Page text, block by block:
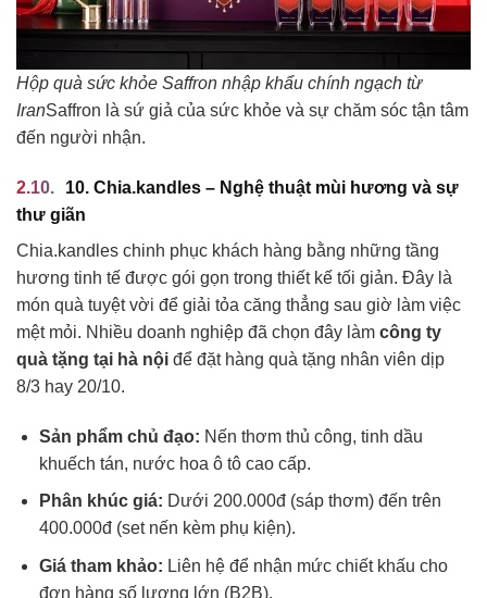
Hộp quà sức khỏe Saffron nhập khẩu chính ngạch từ
IranSaffron là sứ giả của sức khỏe và sự chăm sóc tận tâm
đến người nhận.
10. Chia.kandles – Nghệ thuật mùi hương và sự
thư giãn
Chia.kandles chinh phục khách hàng bằng những tầng
hương tinh tế được gói gọn trong thiết kế tối giản. Đây là
món quà tuyệt vời để giải tỏa căng thẳng sau giờ làm việc
mệt mỏi. Nhiều doanh nghiệp đã chọn đây làm công ty
quà tặng tại hà nội để đặt hàng quà tặng nhân viên dịp
8/3 hay 20/10.
Sản phẩm chủ đạo: Nến thơm thủ công, tinh dầu
khuếch tán, nước hoa ô tô cao cấp.
Phân khúc giá: Dưới 200.000đ (sáp thơm) đến trên
400.000đ (set nến kèm phụ kiện).
Giá tham khảo: Liên hệ để nhận mức chiết khấu cho
đơn hàng số lượng lớn (B2B).